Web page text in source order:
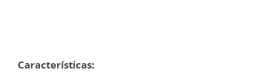
Características: